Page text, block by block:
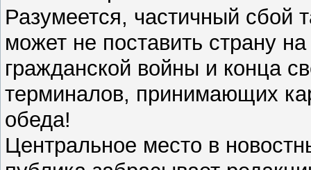
Разумеется, частичный сбой
может не поставить страну
гражданской войны и конца
терминалов, принимающих
обеда!
Центральное место в